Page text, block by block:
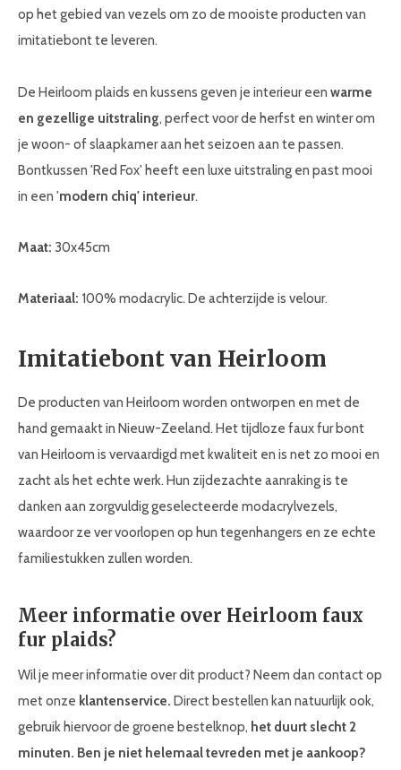
op het gebied van vezels om zo de mooiste producten van
imitatiebont te leveren.
De Heirloom plaids en kussens geven je interieur een warme
en gezellige uitstraling, perfect voor de herfst en winter om
je woon- of slaapkamer aan het seizoen aan te passen.
Bontkussen 'Red Fox' heeft een luxe uitstraling en past mooi
in een 'modern chiq' interieur.
Maat: 30x45cm
Materiaal: 100% modacrylic. De achterzijde is velour.
Imitatiebont van Heirloom
De producten van Heirloom worden ontworpen en met de
hand gemaakt in Nieuw-Zeeland. Het tijdloze faux fur bont
van Heirloom is vervaardigd met kwaliteit en is net zo mooi en
zacht als het echte werk. Hun zijdezachte aanraking is te
danken aan zorgvuldig geselecteerde modacrylvezels,
waardoor ze ver voorlopen op hun tegenhangers en ze echte
familiestukken zullen worden.
Meer informatie over Heirloom faux
fur plaids?
Wil je meer informatie over dit product? Neem dan contact op
met onze klantenservice. Direct bestellen kan natuurlijk ook,
gebruik hiervoor de groene bestelknop, het duurt slecht 2
minuten. Ben je niet helemaal tevreden met je aankoop?